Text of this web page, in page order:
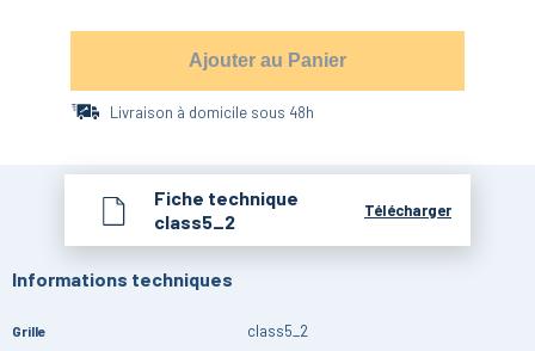
Ajouter au Panier
Livraison à domicile sous 48h
Fiche technique
class5_2
Télécharger
Informations techniques
Grille class5_2